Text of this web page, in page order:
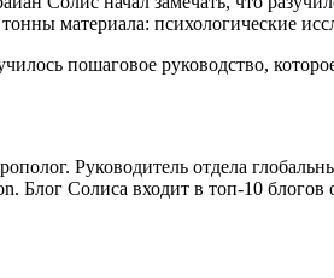
материала: психологические
пошаговое руководство,
Руководитель отдела
Блог Солиса входит в топ-10 блогов